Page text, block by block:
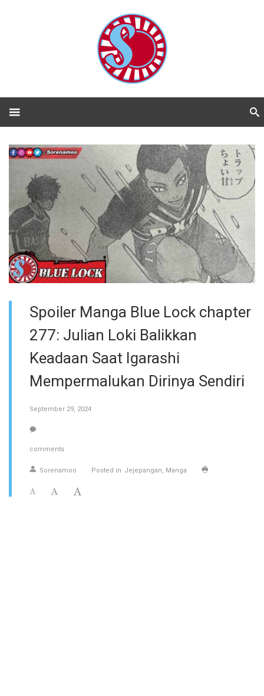
Spoiler Manga Blue Lock chapter
277: Julian Loki Balikkan
Keadaan Saat Igarashi
Mempermalukan Dirinya Sendiri
September 29, 2024
comments
Sorenamoo Posted in Jejepangan Manga